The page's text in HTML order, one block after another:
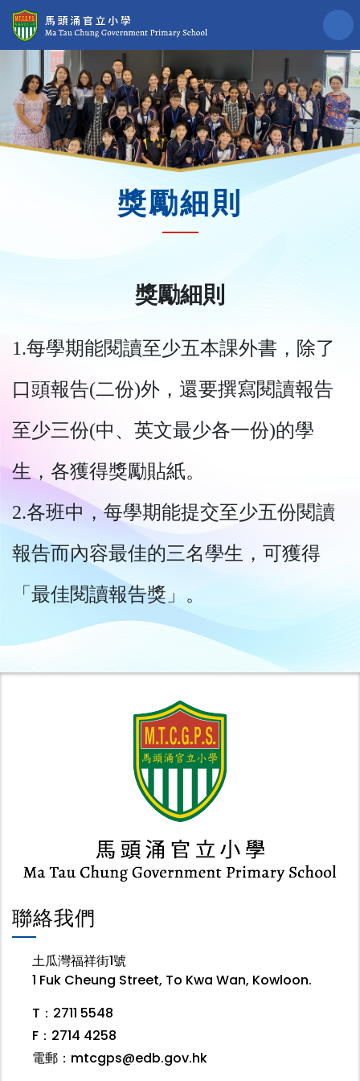
獎勵細則
獎勵細則
1.每學期能閱讀至少五本課外書，除了
口頭報告(二份)外，還要撰寫閱讀報告
至少三份(中、英文最少各一份)的學
生，各獲得獎勵貼紙。
2.各班中，每學期能提交至少五份閱讀
報告而內容最佳的三名學生，可獲得
「最佳閱讀報告獎」。
聯絡我們
土瓜灣福祥街1號
1 Fuk Cheung Street, To Kwa Wan, Kowloon.
T：2711 5548
F：2714 4258
電郵： mtcgps@edb.gov.hk